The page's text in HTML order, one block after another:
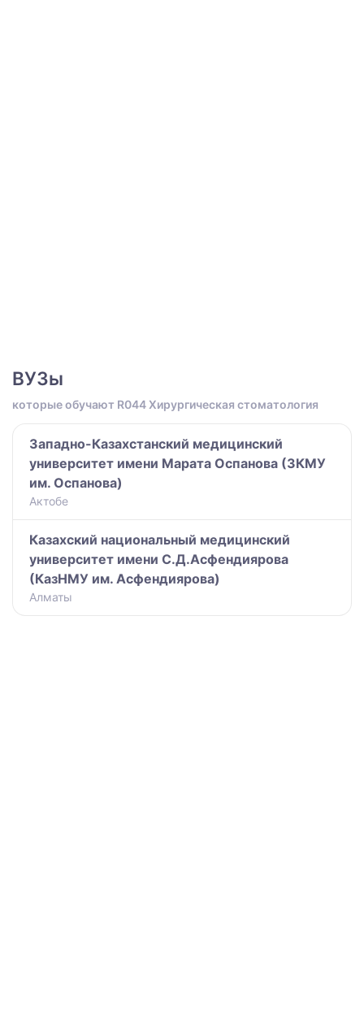
ВУЗы
которые обучают R044 Хирургическая стоматология
Западно-Казахстанский медицинский
университет имени Марата Оспанова (ЗКМУ
им. Оспанова)
Актобе
Казахский национальный медицинский
университет имени С.Д.Асфендиярова
(КазНМУ им. Асфендиярова)
Алматы